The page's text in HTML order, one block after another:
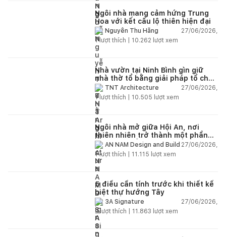
Ngôi nhà mang cảm hứng Trung
Hoa với kết cấu lộ thiên hiện đại
Nguyễn Thu Hằng
27/06/2026,
1lượt thích | 10.262 lượt xem
Nhà vườn tại Ninh Bình gìn giữ
nhà thờ tổ bằng giải pháp tổ chức
lại không gian
TNT Architecture
27/06/2026,
1lượt thích | 10.505 lượt xem
Ngôi nhà mở giữa Hội An, nơi
thiên nhiên trở thành một phần
của cuộc sống
AN NAM Design and Build 27/06/2026,
1lượt thích | 11.115 lượt xem
5 điều cần tính trước khi thiết kế
biệt thự hướng Tây
3A Signature
27/06/2026,
2lượt thích | 11.863 lượt xem